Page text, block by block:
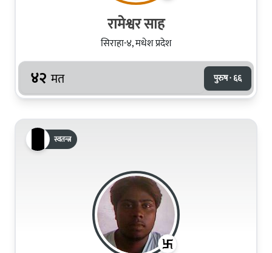
रामेश्वर साह
सिराहा-४, मधेश प्रदेश
४२ मत पुरुष · ६६
स्वतन्त्र